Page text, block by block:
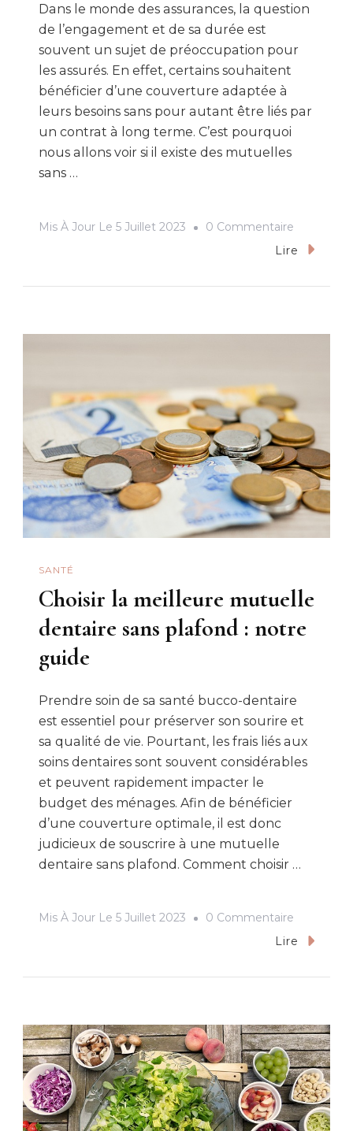
Dans le monde des assurances, la question
de l’engagement et de sa durée est
souvent un sujet de préoccupation pour
les assurés. En effet, certains souhaitent
bénéficier d’une couverture adaptée à
leurs besoins sans pour autant être liés par
un contrat à long terme. C’est pourquoi
nous allons voir si il existe des mutuelles
sans …
Mis À Jour Le 5 Juillet 2023 0 Commentaire
Peut-
De
Durée
?
Lire
SANTÉ
Choisir la meilleure mutuelle
dentaire sans plafond : notre
guide
Prendre soin de sa santé bucco-dentaire
est essentiel pour préserver son sourire et
sa qualité de vie. Pourtant, les frais liés aux
soins dentaires sont souvent considérables
et peuvent rapidement impacter le
budget des ménages. Afin de bénéficier
d’une couverture optimale, il est donc
judicieux de souscrire à une mutuelle
dentaire sans plafond. Comment choisir …
Mis À Jour Le 5 Juillet 2023 0 Commentaire
Choisir
Dentaire
Sans
Plafond
:
Notre
Lire